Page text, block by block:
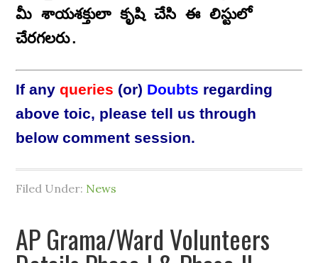
మీ శాయశక్తులా కృషి చేసి ఈ లిస్టులో
చేరగలరు.
If anyqueries (or) Doubts regarding
above toic, please tell us through
below comment session.
Filed Under: News
AP Grama/Ward Volunteers